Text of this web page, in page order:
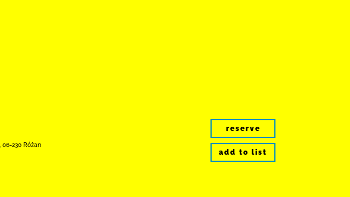
06-230 Różan
reserve
add to list